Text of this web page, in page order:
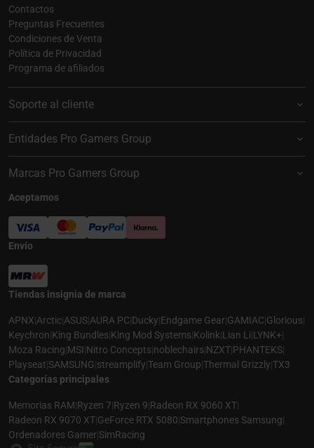
Contactos
Preguntas Frecuentes
Condiciones de Venta
Política de Privacidad
Programa de afiliados
Soporte al cliente
Entidades Pro Gamers Group
Marcas Pro Gamers Group
Aceptamos
Envío
Tiendas insignia de marca
APNX|Arctic|ASUS|AURA PC|Ducky|Endgame Gear|GAMIAC|Glorious|
Keychron|King Bundles|King Mod Systems|Kolink|Lian Li|LYNK+|
Moza Racing|MSI|Nitro Concepts|noblechairs|NZXT|PHANTEKS|
Playseat|SAMSUNG|streamplify|Team Group|Thermal Grizzly|TX3
Categorías principales
Memorias RAM|Ryzen 7|Ryzen 9|Radeon RX 9060 XT|
Radeon RX 9070 XT|GeForce RTX 5080|Smartphones Samsung|
Ordenadores Gamer|SimRacing